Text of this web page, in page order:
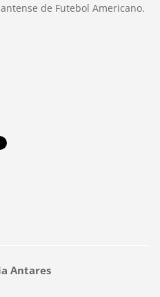
de Futebol Americano.
Antares